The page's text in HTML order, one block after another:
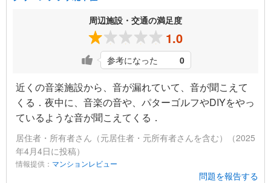
周辺施設・交通の満足度
1.0
参考になった 0
近くの音楽施設から、音が漏れていて、音が聞こえて
くる．夜中に、音楽の音や、パターゴルフやDIYをやっ
ているような音が聞こえてくる．
居住者・所有者さん（元居住者・元所有者さんを含む）（2025
年4月4日に投稿）
情報提供： マンションレビュー
問題を報告する